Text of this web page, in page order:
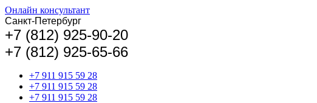
Онлайн консультант
Санкт-Петербург
+7 (812) 925-90-20
+7 (812) 925-65-66
+7 911 915 59 28
+7 911 915 59 28
+7 911 915 59 28